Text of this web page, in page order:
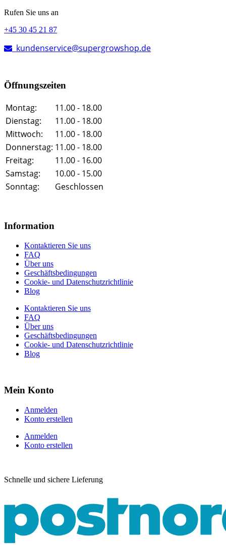
Rufen Sie uns an
+45 30 45 21 87
kundenservice@supergrowshop.de
Öffnungszeiten
Montag:
11.00 - 18.00
Dienstag:
11.00 - 18.00
Mittwoch:
11.00 - 18.00
Donnerstag: 11.00 - 18.00
Freitag:
11.00 - 16.00
Samstag:
10.00 - 15.00
Sonntag:
Geschlossen
Information
Kontaktieren Sie uns
FAQ
Über uns
Geschäftsbedingungen
Cookie- und Datenschutzrichtlinie
Blog
Kontaktieren Sie uns
FAQ
Über uns
Geschäftsbedingungen
Cookie- und Datenschutzrichtlinie
Blog
Mein Konto
Anmelden
Konto erstellen
Anmelden
Konto erstellen
Schnelle und sichere Lieferung